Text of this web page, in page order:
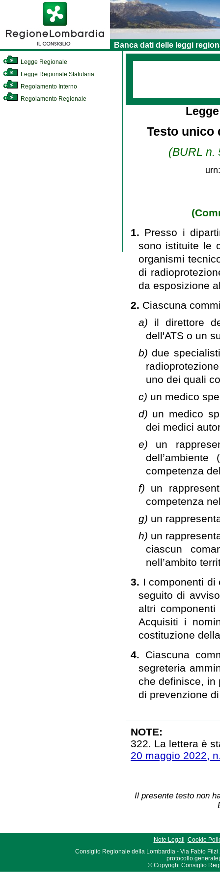
Banca dati delle leggi
Legge Regionale
Legge Regionale Statutaria
Regolamento Interno
Regolamento Regionale
Testo unico
(BURL n.
1. Presso i
sono istituite le
organismi
di
da esposizione
2. Ciascuna
a) il direttore
dell'ATS o un
b)due
uno dei quali
c) un medico
d) un medico
dei medici
e) un
competenza
f) un
competenza
g) un
h) un
ciascun
nell’ambito
3. I componenti
seguito di
altri
Acquisiti i
costituzione
4. Ciascuna
segreteria
che definisce, in
di prevenzione
NOTE:
322. La lettera è
20 maggio 2022,
Il presente testo non
Note Legali Cookie
Consiglio Regionale della Lombardia - Via Fabio Filzi
© Copyright Consiglio